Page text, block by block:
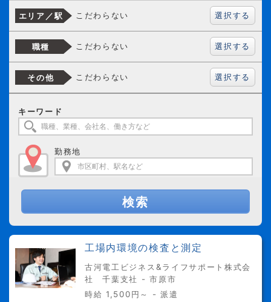
エリア／駅 こだわらない 選択する
職種 こだわらない 選択する
その他 こだわらない 選択する
キーワード
勤務地
検索
工場内環境の検査と測定
古河電工ビジネス&ライフサポート株式会
社 千葉支社 - 市原市
時給 1,500円～ - 派遣